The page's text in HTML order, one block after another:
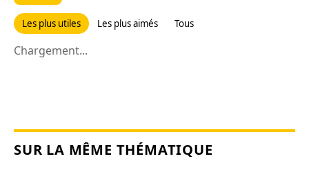
Les plus utiles Les plus aimés Tous
Chargement...
SUR LA MÊME THÉMATIQUE